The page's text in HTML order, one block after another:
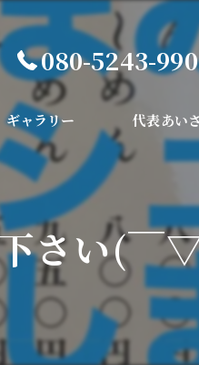
080-5243-
ギャラリー 代表あい
さい(￣